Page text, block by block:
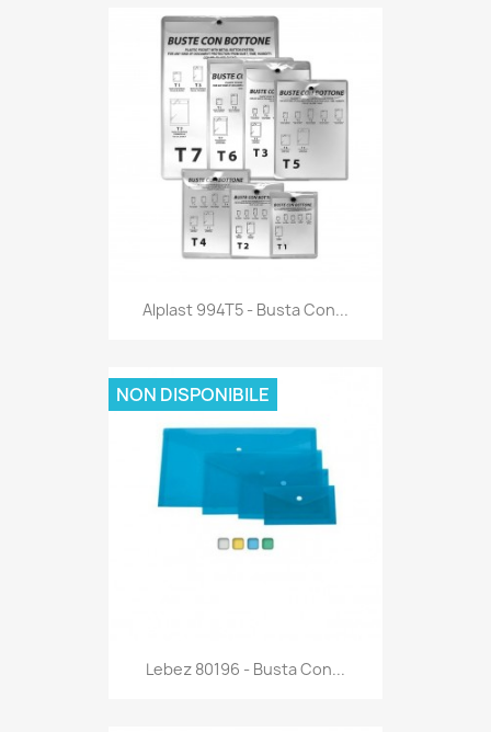
Anteprima
Alplast 994T5 - Busta Con...
Anteprima
Lebez 80196 - Busta Con...
NON DISPONIBILE